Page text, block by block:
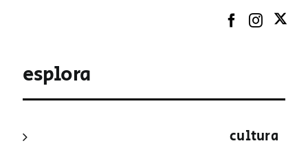
esplora
cultura